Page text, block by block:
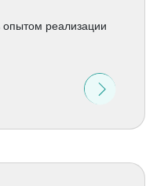
реализации